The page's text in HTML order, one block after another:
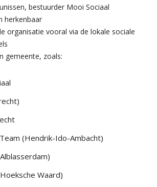
bestuurder Mooi Sociaal
herkenbaar
organisatie vooral via de lokale sociale
gemeente, zoals:
(Hendrik-Ido-Ambacht)
Waard)